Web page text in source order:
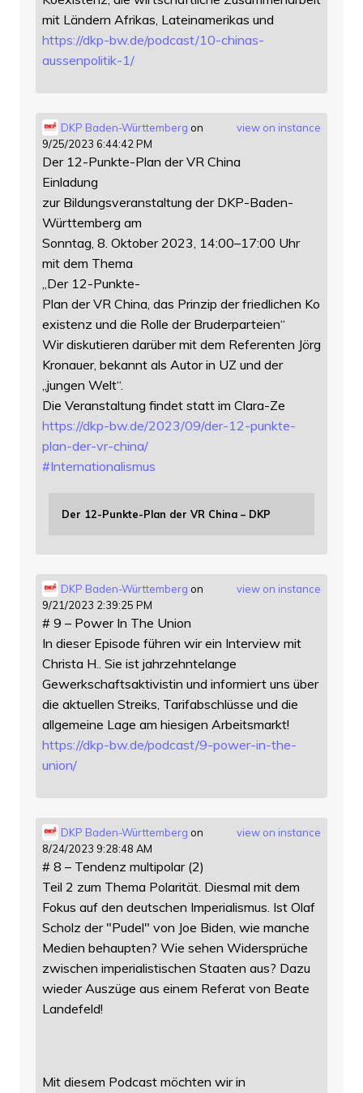
mit Ländern Afrikas, Lateinamerikas und
https://dkp-bw.de/podcast/10-chinas-
aussenpolitik-1/
view on instance
DKP Baden-Württemberg on
9/25/2023 6:44:42 PM
Der 12-Punkte-Plan der VR China
Einladung
zur Bildungsveranstaltung der DKP-Baden-
Württemberg am
Sonntag, 8. Oktober 2023, 14:00–17:00 Uhr
mit dem Thema
„Der 12-Punkte-
Plan der VR China, das Prinzip der friedlichen Ko
existenz und die Rolle der Bruderparteien“
Wir diskutieren darüber mit dem Referenten Jörg
Kronauer, bekannt als Autor in UZ und der
„jungen Welt“.
Die Veranstaltung findet statt im Clara-Ze
https://dkp-bw.de/2023/09/der-12-punkte-
plan-der-vr-china/
#Internationalismus
Der 12-Punkte-Plan der VR China – DKP
view on instance
DKP Baden-Württemberg on
9/21/2023 2:39:25 PM
# 9 – Power In The Union
In dieser Episode führen wir ein Interview mit
Christa H.. Sie ist jahrzehntelange
Gewerkschaftsaktivistin und informiert uns über
die aktuellen Streiks, Tarifabschlüsse und die
allgemeine Lage am hiesigen Arbeitsmarkt!
https://dkp-bw.de/podcast/9-power-in-the-
union/
view on instance
DKP Baden-Württemberg on
8/24/2023 9:28:48 AM
# 8 – Tendenz multipolar (2)
Teil 2 zum Thema Polarität. Diesmal mit dem
Fokus auf den deutschen Imperialismus. Ist Olaf
Scholz der "Pudel" von Joe Biden, wie manche
Medien behaupten? Wie sehen Widersprüche
zwischen imperialistischen Staaten aus? Dazu
wieder Auszüge aus einem Referat von Beate
Landefeld!
Mit diesem Podcast möchten wir in